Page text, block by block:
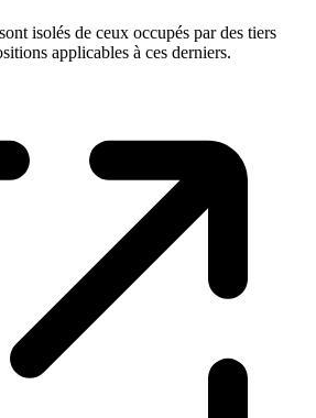
isolés de ceux occupés par des tiers
applicables à ces derniers.